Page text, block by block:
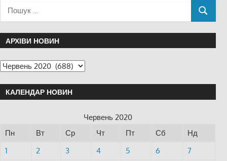
АРХІВИ НОВИН
КАЛЕНДАР НОВИН
Червень 2020
Пн
Вт Ср Чт Пт Сб
Нд
1
2 3 4 5 6
7